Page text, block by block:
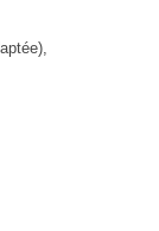
,